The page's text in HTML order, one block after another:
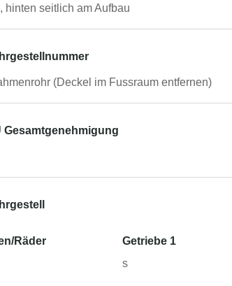
hinten seitlich am Aufbau
(Deckel im Fussraum entfernen)
Gesamtgenehmigung
Räder
Getriebe 1
s